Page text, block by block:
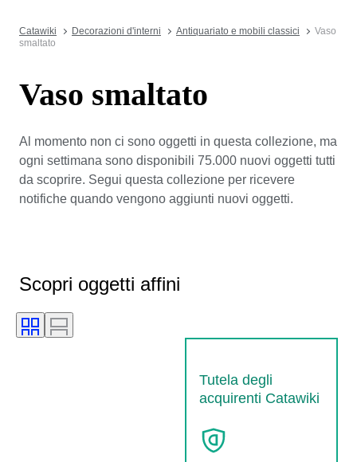
Catawiki Decorazioni d'interni Antiquariato e mobili classici
Vaso
smaltato
Vaso smaltato
Al momento non ci sono oggetti in questa collezione, ma
ogni settimana sono disponibili 75.000 nuovi oggetti tutti
da scoprire. Segui questa collezione per ricevere
notifiche quando vengono aggiunti nuovi oggetti.
Scopri oggetti affini
Tutela degli
acquirenti Catawiki